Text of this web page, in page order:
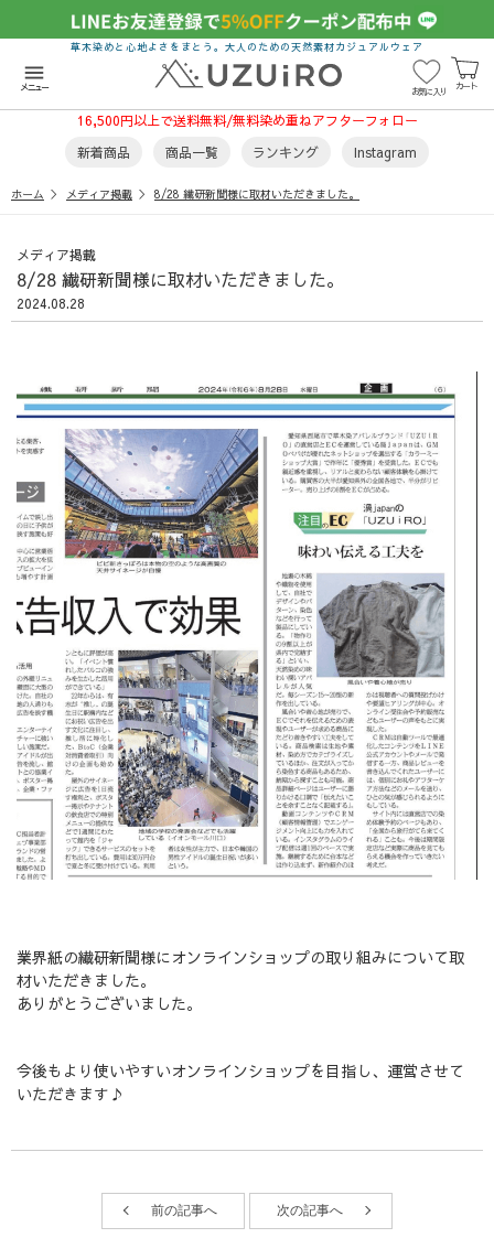
menu
メニュー お気に入り カート
草木染めと心地よさをまとう。大人のための天然素材カジュアルウェア
16,500円以上で送料無料/無料染め重ねアフターフォロー
新着商品
商品一覧 ランキング Instagram
ホーム メディア掲載 8/28 繊研新聞様に取材いただきました。
メディア掲載
8/28 繊研新聞様に取材いただきました。
2024.08.28
業界紙の繊研新聞様にオンラインショップの取り組みについて取
材いただきました。
ありがとうございました。
今後もより使いやすいオンラインショップを目指し、運営させて
いただきます♪
前の記事へ 次の記事へ